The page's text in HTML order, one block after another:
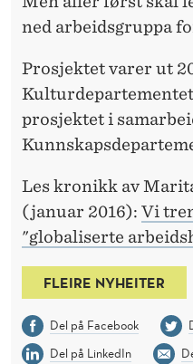
ned arbeidsgruppa
Prosjektet varer ut
prosjektet i
Les kronikk av
(januar 2016): Vi
"globaliserte
FLEIRE NYHEITER
Del på Facebook
Del på LinkedIn